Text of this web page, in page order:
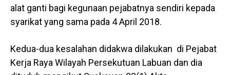
alat ganti bagi kegunaan pejabatnya sendiri kepada
syarikat yang sama pada 4 April 2018.
Kedua-dua kesalahan didakwa dilakukan di Pejabat
Kerja Raya Wilayah Persekutuan Labuan dan dia